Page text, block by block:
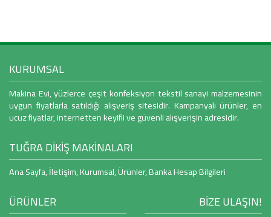
KURUMSAL
Makina Evi, yüzlerce çeşit konfeksiyon tekstil sanayi malzemesinin
uygun fiyatlarla satıldığı alışveriş sitesidir. Kampanyalı ürünler, en
ucuz fiyatlar, internetten keyifli ve güvenli alışverişin adresidir.
TUĞRA DİKİŞ MAKİNALARI
Ana Sayfa,İletişim,Kurumsal,Ürünler,Banka Hesap Bilgileri
ÜRÜNLER BİZE ULAŞIN!